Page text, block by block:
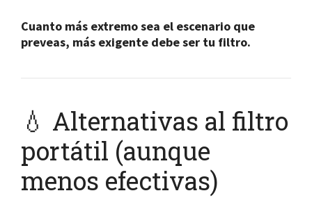
Cuanto más extremo sea el escenario que
preveas, más exigente debe ser tu filtro.
💧 Alternativas al filtro
portátil (aunque
menos efectivas)